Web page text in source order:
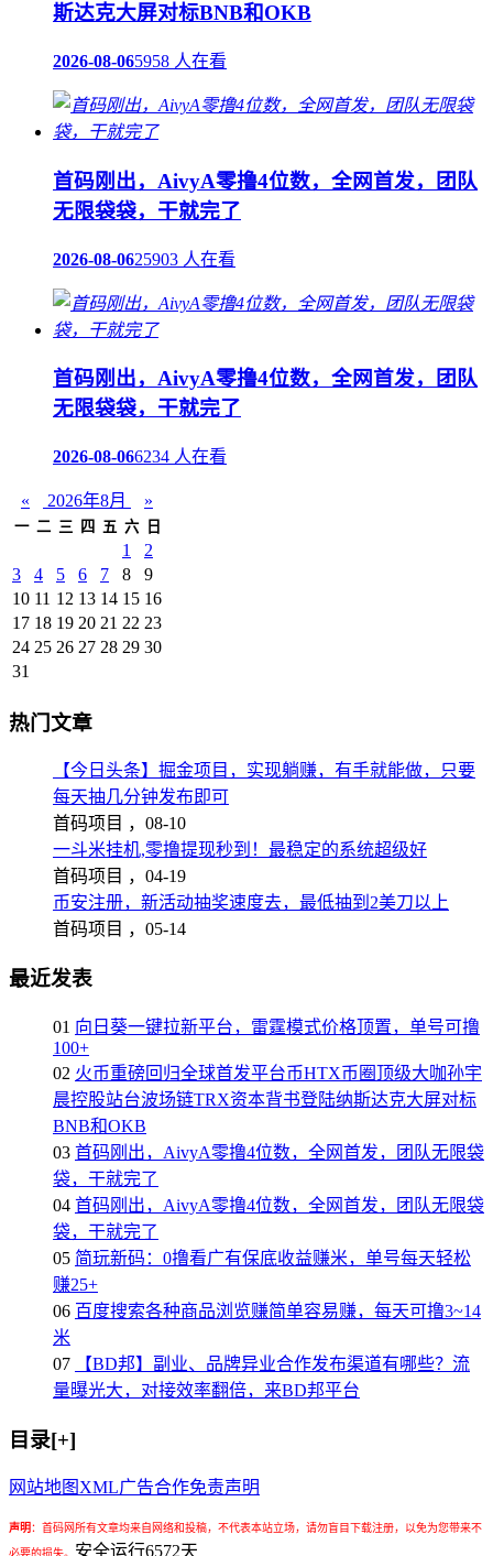
斯达克大屏对标BNB和OKB
2026-08-065958 人在看
首码刚出，AivyA零撸4位数，全网首发，团队
无限袋袋，干就完了
2026-08-0625903 人在看
首码刚出，AivyA零撸4位数，全网首发，团队
无限袋袋，干就完了
2026-08-066234 人在看
« 2026年8月 »
一 二 三 四 五 六 日
1
2
3
4 5 6 7 8
9
10 11 12 13 14 15 16
17 18 19 20 21 22 23
24 25 26 27 28 29 30
31
热门文章
【今日头条】掘金项目，实现躺赚，有手就能做，只要
每天抽几分钟发布即可
首码项目 ， 08-10
一斗米挂机,零撸提现秒到！最稳定的系统超级好
首码项目 ， 04-19
币安注册，新活动抽奖速度去，最低抽到2美刀以上
首码项目 ， 05-14
最近发表
01 向日葵一键拉新平台，雷霆模式价格顶置，单号可撸
100+
02 火币重磅回归全球首发平台币HTX币圈顶级大咖孙宇
晨控股站台波场链TRX资本背书登陆纳斯达克大屏对标
BNB和OKB
03 首码刚出，AivyA零撸4位数，全网首发，团队无限袋
袋，干就完了
04 首码刚出，AivyA零撸4位数，全网首发，团队无限袋
袋，干就完了
05 简玩新码：0撸看广有保底收益赚米，单号每天轻松
赚25+
06 百度搜索各种商品浏览赚简单容易赚，每天可撸3~14
米
07
【BD邦】副业、品牌异业合作发布渠道有哪些？流
量曝光大，对接效率翻倍，来BD邦平台
目录[+]
网站地图 XML广告合作免责声明
声明： 首码网所有文章均来自网络和投稿，不代表本站立场，请勿盲目下载注册，以免为您带来不
安全运行6572天